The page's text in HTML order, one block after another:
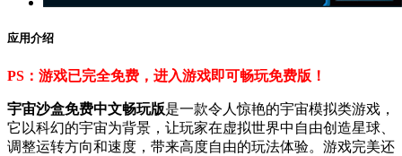
应用介绍
PS：游戏已完全免费，进入游戏即可畅玩免费版！
宇宙沙盒免费中文畅玩版是一款令人惊艳的宇宙模拟类游戏，
它以科幻的宇宙为背景，让玩家在虚拟世界中自由创造星球、
调整运转方向和速度，带来高度自由的玩法体验。游戏完美还